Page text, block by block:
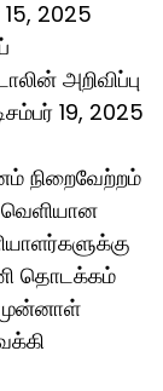
15, 2025
அறிவிப்பு
19, 2025
நிறைவேற்றம்
தொடக்கம்
முன்னாள்